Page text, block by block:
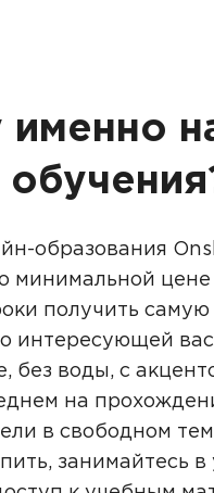
именно
образования
минимальной цене
получить самую
интересующей вас
без воды, с
на
в свободном
занимайтесь